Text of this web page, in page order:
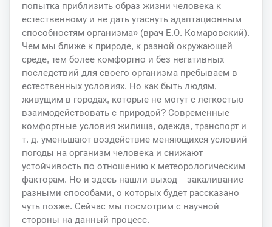
попытка приблизить образ жизни человека к
естественному и не дать угаснуть адаптационным
способностям организма» (врач Е.О. Комаровский).
Чем мы ближе к природе, к разной окружающей
среде, тем более комфортно и без негативных
последствий для своего организма пребываем в
естественных условиях. Но как быть людям,
живущим в городах, которые не могут с легкостью
взаимодействовать с природой? Современные
комфортные условия жилища, одежда, транспорт и
т. д. уменьшают воздействие меняющихся условий
погоды на организм человека и снижают
устойчивость по отношению к метеорологическим
факторам. Но и здесь нашли выход – закаливание
разными способами, о которых будет рассказано
чуть позже. Сейчас мы посмотрим с научной
стороны на данный процесс.